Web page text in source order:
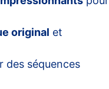
original et
des séquences